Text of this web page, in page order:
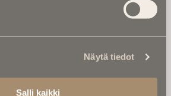
Näytä tiedot
Salli kaikki